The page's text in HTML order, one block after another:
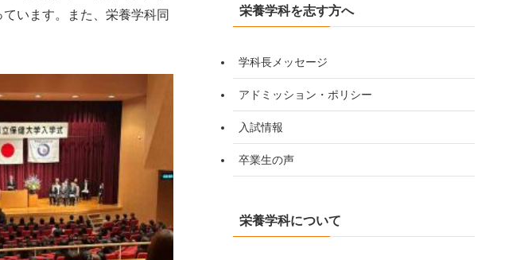
います。また、栄養学科同
栄養学科を志す方へ
学科長メッセージ
アドミッション・ポリシー
入試情報
卒業生の声
栄養学科について